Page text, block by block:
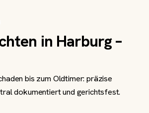
in Harburg –
bis zum Oldtimer: präzise
dokumentiert und gerichtsfest.